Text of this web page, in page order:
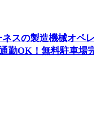
スの製造機械オ
勤OK！無料駐車